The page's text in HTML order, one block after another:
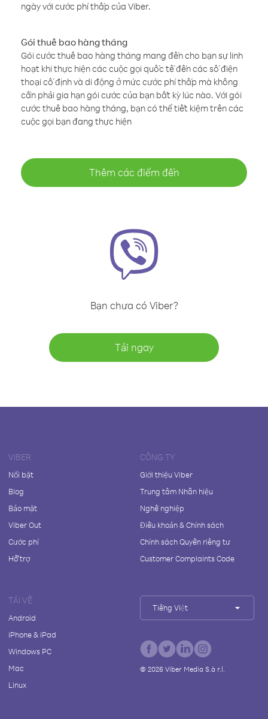
ngày với cước phí thấp của Viber.
Gói thuê bao hàng tháng
Gói cước thuê bao hàng tháng mang đến cho bạn sự linh
hoạt khi thực hiện các cuộc gọi quốc tế đến các số điện
thoại cố định và di động ở mức cước phí thấp mà không
cần phải gia hạn gói cước của bạn bất kỳ lúc nào. Với gói
cước thuê bao hàng tháng, bạn có thể tiết kiệm trên các
cuộc gọi bạn đang thực hiện
Thêm các điểm đến
Bạn chưa có Viber?
Tải ngay
VIBER
Nổi bật
Blog
Bảo mật
Viber Out
Cước phí
Hỗ trợ
CÔNG TY
Giới thiệu Viber
Trung tâm Nhãn hiệu
Nghề nghiệp
Điều khoản & Chính sách
Chính sách Quyền riêng tư
Customer Complaints Code
TẢI VỀ
Android
iPhone & iPad
Windows PC
Mac
Linux
Tiếng Việt
© 2026Viber Media S.à r.l.